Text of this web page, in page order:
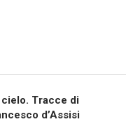
Tracce di
d’Assisi